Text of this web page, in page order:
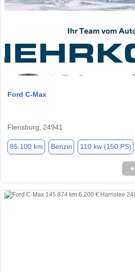
Ford C-Max
Flensburg, 24941
85.100 km Benzin 110 kw (150 PS)
★